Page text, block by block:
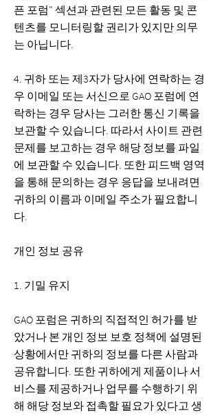
픈 포럼" 섹션과 관련된 모든 활동 및 콘
텐츠를 모니터링할 권리가 있지만 의무
는 아닙니다.
4. 귀하 또는 제3자가 당사에 연락하는 경
우 이메일 또는 서신으로 GAO 포럼에 연
락하는 경우 당사는 그러한 통신 기록을
보관할 수 있습니다. 따라서 사이트 관련
문제를 보고하는 경우 해당 정보를 파일
에 보관할 수 있습니다. 또한 피드백 영역
을 통해 문의하는 경우 응답을 보내려면
귀하의 이름과 이메일 주소가 필요합니
다.
개인 정보 공유
1. 기밀 유지
GAO 포럼은 귀하의 직접적인 허가를 받
았거나 본 개인 정보 보호 정책에 설명된
상황에서만 귀하의 정보를 다른 사람과
공유합니다. 또한 귀하에게 제품이나 서
비스를 제공하거나 업무를 수행하기 위
해 해당 정보와 접촉할 필요가 있다고 생